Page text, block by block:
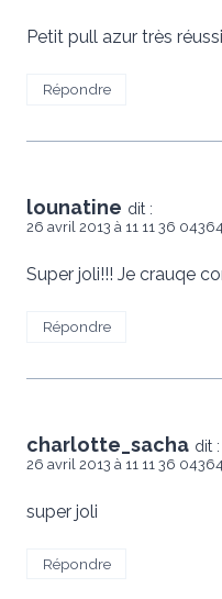
Petit pull azur très
Répondre
lounatine dit :
26 avril 2013 à 11 11 36 04364
Super joli!!! Je crauqe
Répondre
charlotte_sacha dit :
26 avril 2013 à 11 11 36 04364
super joli
Répondre